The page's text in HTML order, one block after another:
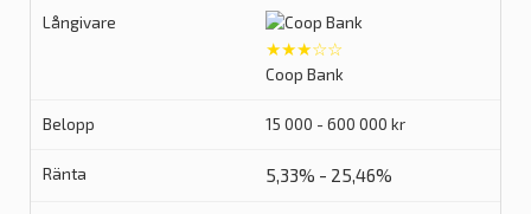
★★★☆☆
Coop Bank
15 000 - 600 000 kr
5,33% - 25,46%